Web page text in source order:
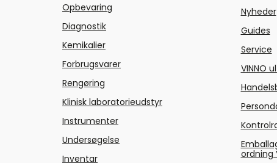
Opbevaring
Diagnostik
Kemikalier
Forbrugsvarer
Rengøring
Klinisk laboratorieudstyr
Instrumenter
Undersøgelse
Inventar
Nyheder
Guides
Service
VINNO
ordning